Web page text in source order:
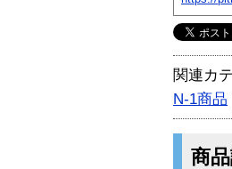
関連カ
N-1商品
商